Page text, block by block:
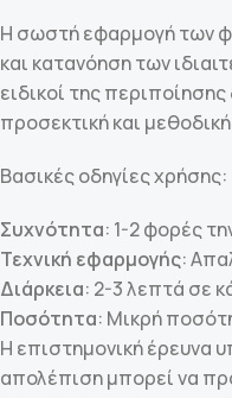
Η σωστή εφαρμογή των
και κατανόηση των
ειδικοί της
προσεκτική και
Βασικές οδηγίες χρήσης:
Συχνότητα: 1-2 φορές
Τεχνική εφαρμογής:
Διάρκεια: 2-3 λεπτά σε
Ποσότητα: Μικρή
Η επιστημονική έρευνα
απολέπιση μπορεί να